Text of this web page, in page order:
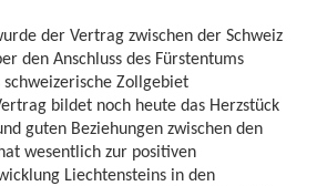
der Vertrag zwischen der Schweiz
den Anschluss des Fürstentums
Zollgebiet
bildet noch heute das Herzstück
guten Beziehungen zwischen den
wesentlich zur positiven
Liechtensteins in den